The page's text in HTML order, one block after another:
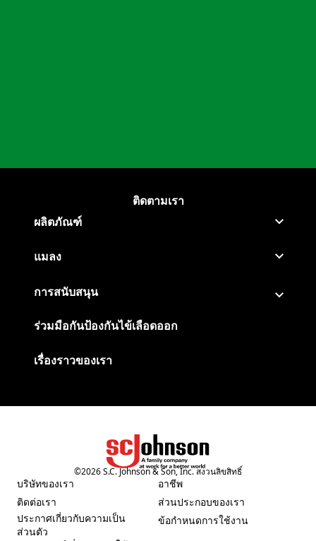
ติดตามเรา
ติดตาม Baygon ที่ Facebook
(Opens in a new tab)
ติดตาม Baygon ที่ Instagram
(Opens in a new tab)
ผลิตภัณฑ์
แมลง
การสนับสนุน
ร่วมมือกันป้องกันไข้เลือดออก
เรื่องราวของเรา
(Opens in a new tab)
©2026S.C. Johnson & Son, Inc. สงวนลิขสิทธิ์
บริษัทของเรา
(Opens in a new tab)
ติดต่อเรา
(Opens in a new tab)
ประกาศเกี่ยวกับความเป็น
ส่วนตัว
(Opens in a new tab)
อาชีพ
(Opens in a new tab)
ส่วนประกอบของเรา
(Opens in a new tab)
ข้อกำหนดการใช้งาน
(Opens in a new tab)